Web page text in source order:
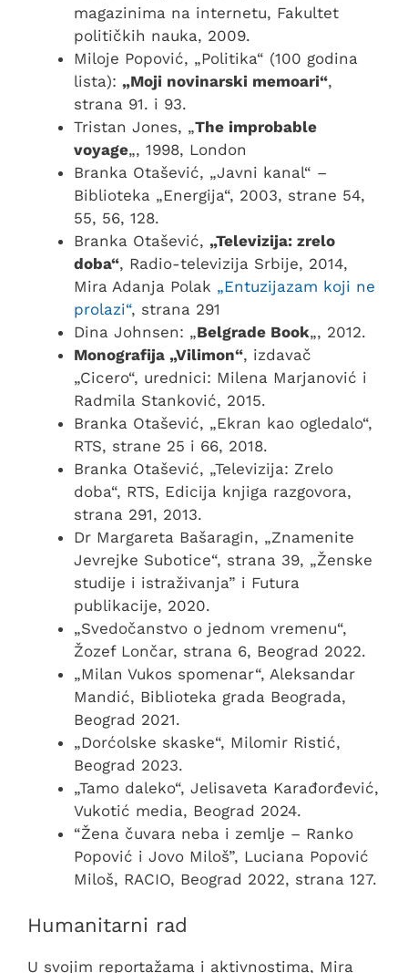
magazinima na internetu, Fakultet
političkih nauka, 2009.
Miloje Popović, „Politika“ (100 godina
lista): „Moji novinarski memoari“,
strana 91. i 93.
Tristan Jones, „The improbable
voyage„, 1998, London
Branka Otašević, „Javni kanal“ –
Biblioteka „Energija“, 2003, strane 54,
55, 56, 128.
Branka Otašević, „Televizija: zrelo
doba“, Radio-televizija Srbije, 2014,
Mira Adanja Polak „Entuzijazam koji ne
prolazi“, strana 291
Dina Johnsen: „Belgrade Book„, 2012.
Monografija „Vilimon“, izdavač
„Cicero“, urednici: Milena Marjanović i
Radmila Stanković, 2015.
Branka Otašević, „Ekran kao ogledalo“,
RTS, strane 25 i 66, 2018.
Branka Otašević, „Televizija: Zrelo
doba“, RTS, Edicija knjiga razgovora,
strana 291, 2013.
Dr Margareta Bašaragin, „Znamenite
Jevrejke Subotice“, strana 39, „Ženske
studije i istraživanja” i Futura
publikacije, 2020.
„Svedočanstvo o jednom vremenu“,
Žozef Lončar, strana 6, Beograd 2022.
„Milan Vukos spomenar“, Aleksandar
Mandić, Biblioteka grada Beograda,
Beograd 2021.
„Dorćolske skaske“, Milomir Ristić,
Beograd 2023.
„Tamo daleko“, Jelisaveta Karađorđević,
Vukotić media, Beograd 2024.
“Žena čuvara neba i zemlje – Ranko
Popović i Jovo Miloš”, Luciana Popović
Miloš, RACIO, Beograd 2022, strana 127.
Humanitarni rad
U svojim reportažama i aktivnostima, Mira